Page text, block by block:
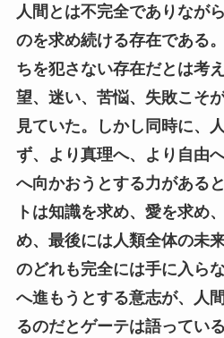
人間とは不完全でありなが
のを求め続ける存在である
ちを犯さない存在だとは考
望、迷い、苦悩、失敗こそ
見ていた。しかし同時に、
ず、より真理へ、より自由
へ向かおうとする力がある
トは知識を求め、愛を求め
め、最後には人類全体の未
のどれも完全には手に入ら
へ進もうとする意志が、人
るのだとゲーテは語ってい